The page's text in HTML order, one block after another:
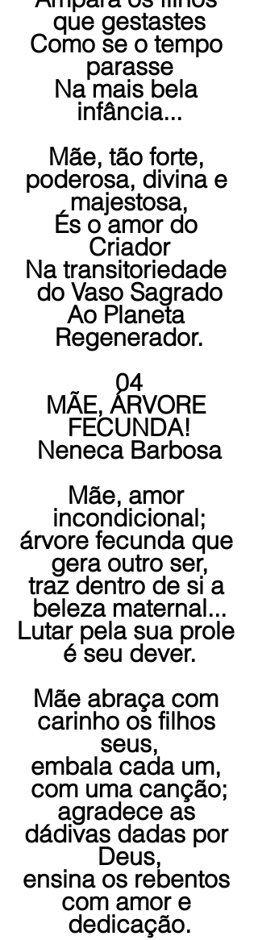
que gestastes
Como se o tempo
parasse
Na mais bela
infância...
Mãe, tão forte,
poderosa, divina e
majestosa,
És o amor do
Criador
Na transitoriedade
do Vaso Sagrado
Ao Planeta
Regenerador.
04
MÃE, ÁRVORE
FECUNDA!
Neneca Barbosa
Mãe, amor
incondicional;
árvore fecunda que
gera outro ser,
traz dentro de si a
beleza maternal...
Lutar pela sua prole
é seu dever.
Mãe abraça com
carinho os filhos
seus,
embala cada um,
com uma canção;
agradece as
dádivas dadas por
Deus,
ensina os rebentos
com amor e
dedicação.